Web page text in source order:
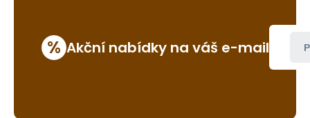
% Akční nabídky na váš e-mail